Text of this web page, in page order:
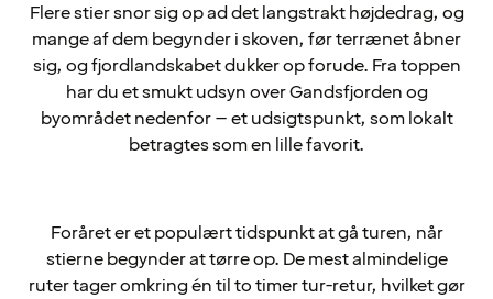
Flere stier snor sig op ad det langstrakt højdedrag, og
mange af dem begynder i skoven, før terrænet åbner
sig, og fjordlandskabet dukker op forude. Fra toppen
har du et smukt udsyn over Gandsfjorden og
byområdet nedenfor – et udsigtspunkt, som lokalt
betragtes som en lille favorit.
Foråret er et populært tidspunkt at gå turen, når
stierne begynder at tørre op. De mest almindelige
ruter tager omkring én til to timer tur-retur, hvilket gør